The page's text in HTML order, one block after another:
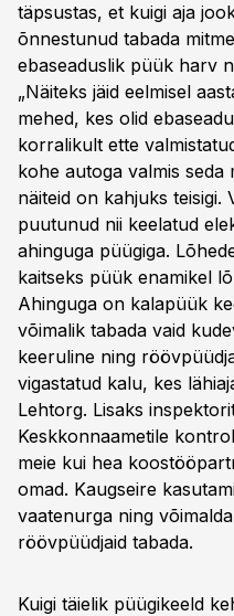
täpsustas, et kuigi aja
õnnestunud tabada
ebaseaduslik püük harv
„Näiteks jäid eelmisel
mehed, kes olid
korralikult ette
kohe autoga valmis seda
näiteid on kahjuks teisigi.
puutunud nii keelatud
ahinguga püügiga.
kaitseks püük enamikel
Ahinguga on kalapüük
võimalik tabada vaid
keeruline ning
vigastatud kalu, kes
Lehtorg. Lisaks
Keskkonnaametile
meie kui hea
omad. Kaugseire
vaatenurga ning
röövpüüdjaid tabada.
Kuigi täielik püügikeeld